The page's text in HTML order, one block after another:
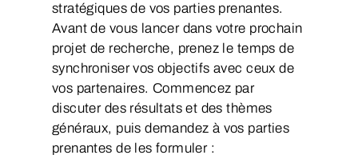
stratégiques de vos parties prenantes.
Avant de vous lancer dans votre prochain
projet de recherche, prenez le temps de
synchroniser vos objectifs avec ceux de
vos partenaires. Commencez par
discuter des résultats et des thèmes
généraux, puis demandez à vos parties
prenantes de les formuler :